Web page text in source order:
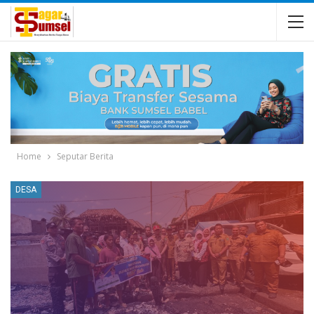
Home Seputar Berita
DESA